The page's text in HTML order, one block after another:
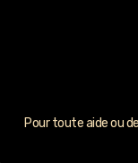
Pour toute aide ou